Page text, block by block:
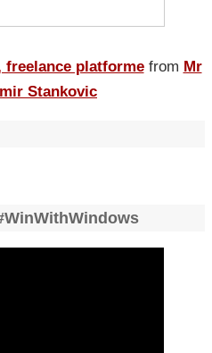
freelance platforme from Mr
Stankovic